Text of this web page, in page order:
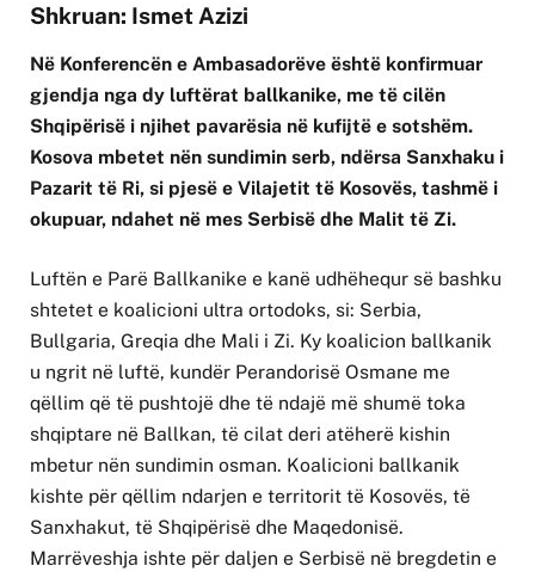
Shkruan: Ismet Azizi
Në Konferencën e Ambasadorëve është konfirmuar
gjendja nga dy luftërat ballkanike, me të cilën
Shqipërisë i njihet pavarësia në kufijtë e sotshëm.
Kosova mbetet nën sundimin serb, ndërsa Sanxhaku i
Pazarit të Ri, si pjesë e Vilajetit të Kosovës, tashmë i
okupuar, ndahet në mes Serbisë dhe Malit të Zi.
Luftën e Parë Ballkanike e kanë udhëhequr së bashku
shtetet e koalicioni ultra ortodoks, si: Serbia,
Bullgaria, Greqia dhe Mali i Zi. Ky koalicion ballkanik
u ngrit në luftë, kundër Perandorisë Osmane me
qëllim që të pushtojë dhe të ndajë më shumë toka
shqiptare në Ballkan, të cilat deri atëherë kishin
mbetur nën sundimin osman. Koalicioni ballkanik
kishte për qëllim ndarjen e territorit të Kosovës, të
Sanxhakut, të Shqipërisë dhe Maqedonisë.
Marrëveshja ishte për daljen e Serbisë në bregdetin e